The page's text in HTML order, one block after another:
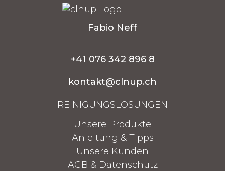
Fabio Neff
+41 076 342 896 8
kontakt@clnup.ch
REINIGUNGSLÖSUNGEN
Unsere Produkte
Anleitung & Tipps
Unsere Kunden
AGB & Datenschutz